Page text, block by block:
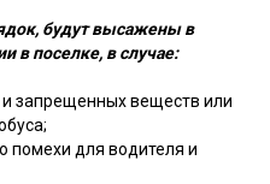
будут высажены в
в поселке, в случае:
запрещенных веществ или
помехи для водителя и